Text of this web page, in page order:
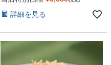
詳細を見る